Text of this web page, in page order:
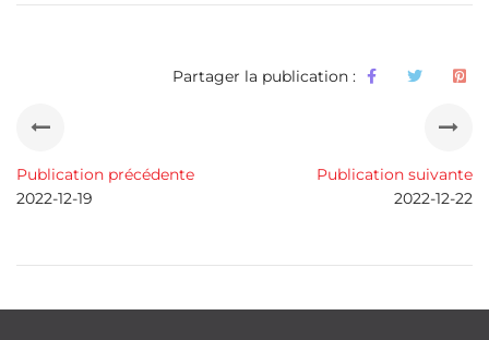
Partager la publication :
Publication précédente
2022-12-19
Publication suivante
2022-12-22